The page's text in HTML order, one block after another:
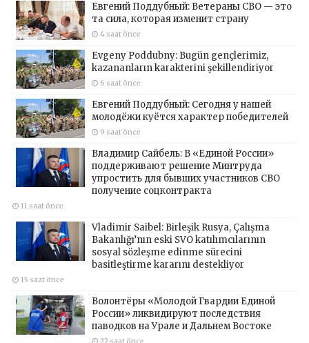
Евгений Поддубный: Ветераны СВО — это
та сила, которая изменит страну
4 saat önce
Evgeny Poddubny: Bugün gençlerimiz,
kazananların karakterini şekillendiriyor
6 saat önce
Евгений Поддубный: Сегодня у нашей
молодёжи куётся характер победителей
9 saat önce
Владимир Сайбель: В «Единой России»
поддерживают решение Минтруда
упростить для бывших участников СВО
получение соцконтракта
11 saat önce
Vladimir Saibel: Birleşik Rusya, Çalışma
Bakanlığı’nın eski SVO katılımcılarının
sosyal sözleşme edinme sürecini
basitleştirme kararını destekliyor
15 saat önce
Волонтёры «Молодой Гвардии Единой
России» ликвидируют последствия
паводков на Урале и Дальнем Востоке